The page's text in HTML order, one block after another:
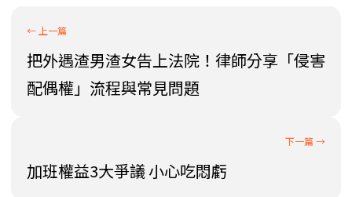
把外遇渣男渣女告上法院！律師分享「侵害
配偶權」流程與常見問題
加班權益3大爭議 小心吃悶虧